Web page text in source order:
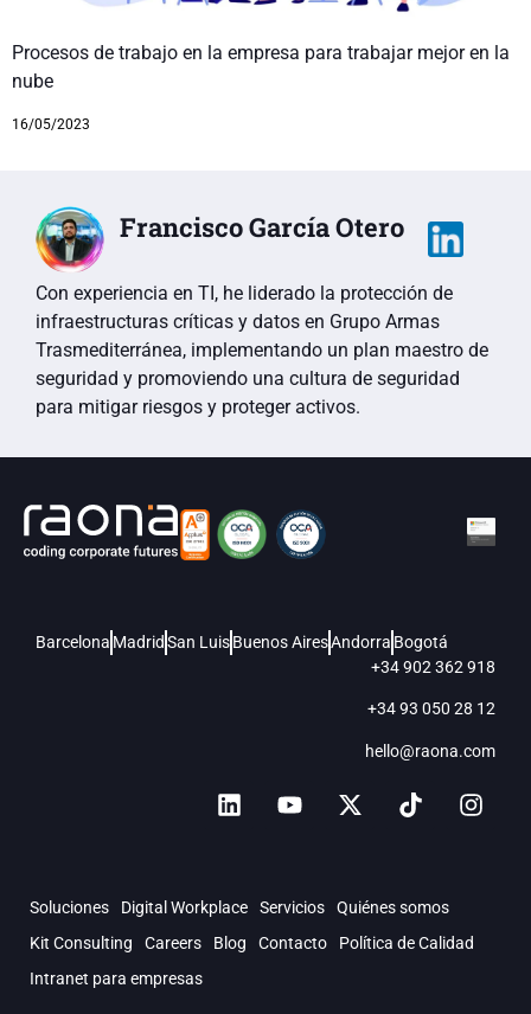
Procesos de trabajo en la empresa para trabajar mejor en la
nube
16/05/2023
Francisco García Otero
Con experiencia en TI, he liderado la protección de
infraestructuras críticas y datos en Grupo Armas
Trasmediterránea, implementando un plan maestro de
seguridad y promoviendo una cultura de seguridad
para mitigar riesgos y proteger activos.
Barcelona MadridSan LuisBuenos AiresAndorra Bogotá
+34 902 362 918
+34 93 050 28 12
hello@raona.com
Soluciones Digital Workplace Servicios
Quiénes somos
Kit Consulting
Careers Blog Contacto
Política de Calidad
Intranet para empresas